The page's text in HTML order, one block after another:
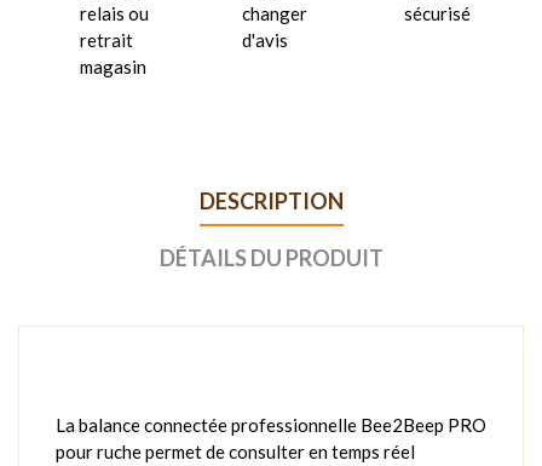
relais ou
retrait
magasin
changer
d'avis
sécurisé
DESCRIPTION
DÉTAILS DU PRODUIT
La balance connectée professionnelle Bee2Beep PRO
pour ruche permet de consulter en temps réel